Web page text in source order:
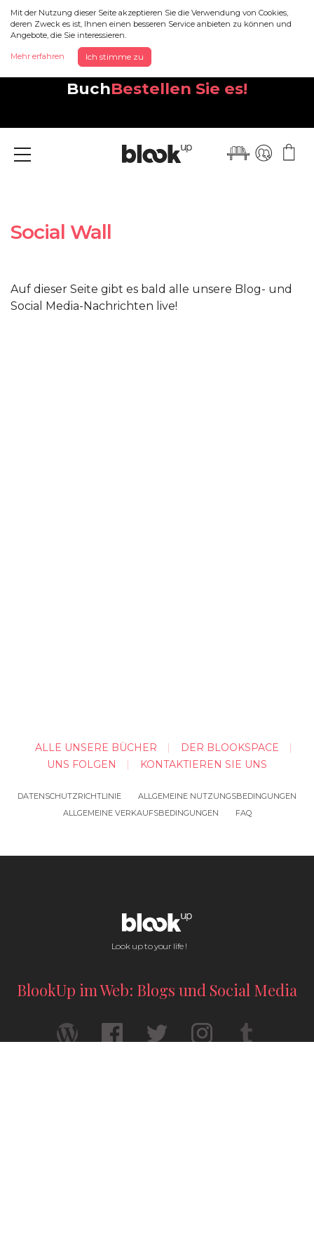
Mit der Nutzung dieser Seite akzeptieren Sie die Verwendung von Cookies,
deren Zweck es ist, Ihnen einen besseren Service anbieten zu können und
Angebote, die Sie interessieren.
Mehr erfahren Ich stimme zu
Entdecken Sie Ihr neues,
wunderschönes Instagram-
BuchBestellen Sie es!
Menü
Social Wall
Auf dieser Seite gibt es bald alle unsere Blog- und
Social Media-Nachrichten live!
ALLE UNSERE BÜCHER
DER BLOOKSPACE
UNS FOLGEN
KONTAKTIEREN SIE UNS
DATENSCHUTZRICHTLINIE
ALLGEMEINE NUTZUNGSBEDINGUNGEN
ALLGEMEINE VERKAUFSBEDINGUNGEN
FAQ
Look up to your life !
BlookUp im Web: Blogs und Social Media